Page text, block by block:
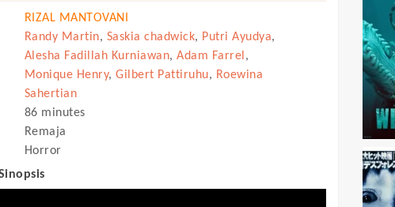
RIZAL MANTOVANI
Randy Martin, Saskia chadwick, Putri Ayudya,
Alesha Fadillah Kurniawan, Adam Farrel ,
Monique Henry, Gilbert Pattiruhu, Roewina
Sahertian
86 minutes
Remaja
Horror